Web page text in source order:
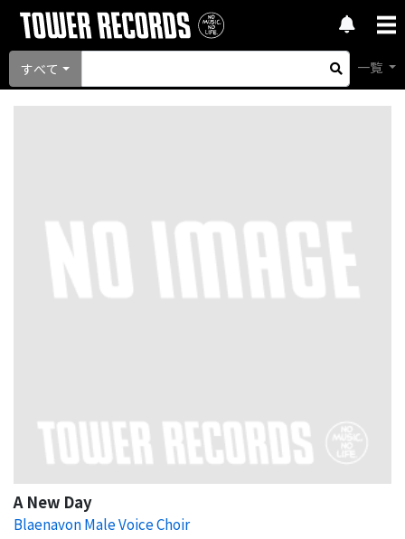
すべて 一覧
A New Day
Blaenavon Male Voice Choir